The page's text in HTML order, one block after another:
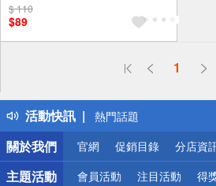
$ 110
$89
1
活動快訊
偏遠地區配送
得獎公告
熱門話題
銀行優惠
偏遠地區配送
詐騙網頁！請小心！
關於我們
官網 促銷目錄 分店資
主題活動 會員活動 注目活動 得